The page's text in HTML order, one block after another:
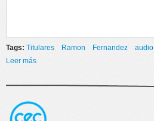
Tags: Titulares Ramon Fernandez
audio
Leer más